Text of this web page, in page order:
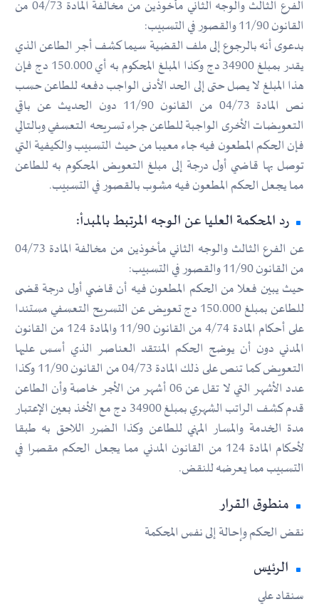
الفرع الثالث والوجه الثاني مأخوذين من مخالفة المادة 04/73 من
القانون 11/90 والقصور في التسبيب:
بدعوى أنه بالرجوع إلى ملف القضية سيما كشف أجر الطاعن الذي
يقدر بمبلغ 34900 دج وكذا المبلغ المحكوم به أي 150.000 دج فإن
هذا المبلغ لا يصل حتى إلى الحد الأدنى الواجب دفعه للطاعن حسب
نص المادة 04/73 من القانون 11/90 دون الحديث عن باقي
التعويضات الأخرى الواجبة للطاعن جراء تسريحه التعسفي وبالتالي
فإن الحكم المطعون فيه جاء معيبا من حيث التسبيب والكيفية التي
توصل بها قاضي أول درجة إلى مبلغ التعويض المحكوم به للطاعن
مما يجعل الحكم المطعون فيه مشوب بالقصور في التسبيب.
رد المحكمة العليا عن الوجه المرتبط بالمبدأ:
عن الفرع الثالث والوجه الثاني مأخوذين من مخالفة المادة 04/73
من القانون 11/90 والقصور في التسبيب:
حيث يبين فعلا من الحكم المطعون فيه أن قاضي أول درجة قضى
للطاعن بمبلغ 150.000 دج تعويض عن التسريح التعسفي مستندا
على أحكام المادة 4/74 من القانون 11/90 والمادة 124 من القانون
المدني دون أن يوضح الحكم المنتقد العناصر الذي أسس عليها
التعويض كما تنص على ذلك المادة 04/73 من القانون 11/90 وكذا
عدد الأشهر التي لا تقل عن 06 أشهر من الأجر خاصة وأن الطاعن
قدم كشف الراتب الشهري بمبلغ 34900 دج مع الأخذ بعين الإعتبار
مدة الخدمة والمسار المهني للطاعن وكذا الضرر اللاحق به طبقا
لأحكام المادة 124 من القانون المدني مما يجعل الحكم مقصرا في
التسبيب مما يعرضه للنقض.
منطوق القرار
نقض الحكم وإحالة إلى نفس المحكمة
الرئيس
سنقاد علي